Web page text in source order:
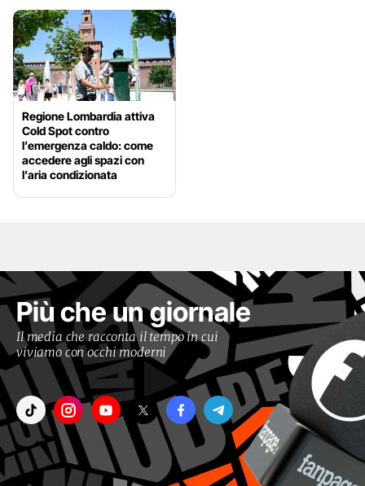
Regione Lombardia attiva
Cold Spot contro
l’emergenza caldo: come
accedere agli spazi con
l’aria condizionata
Più che un giornale
Il media che racconta il tempo in cui
viviamo con occhi moderni